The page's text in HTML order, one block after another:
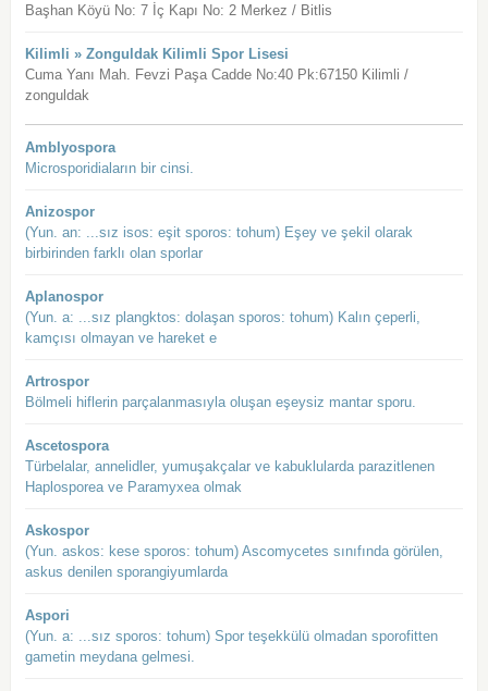
Başhan Köyü No: 7 İç Kapı No: 2 Merkez / Bitlis
Kilimli » Zonguldak Kilimli Spor Lisesi
Cuma Yanı Mah. Fevzi Paşa Cadde No:40 Pk:67150 Kilimli /
zonguldak
Amblyospora
Microsporidiaların bir cinsi.
Anizospor
(Yun. an: ...sız isos: eşit sporos: tohum) Eşey ve şekil olarak
birbirinden farklı olan sporlar
Aplanospor
(Yun. a: ...sız plangktos: dolaşan sporos: tohum) Kalın çeperli,
kamçısı olmayan ve hareket e
Artrospor
Bölmeli hiflerin parçalanmasıyla oluşan eşeysiz mantar sporu.
Ascetospora
Türbelalar, annelidler, yumuşakçalar ve kabuklularda parazitlenen
Haplosporea ve Paramyxea olmak
Askospor
(Yun. askos: kese sporos: tohum) Ascomycetes sınıfında görülen,
askus denilen sporangiyumlarda
Aspori
(Yun. a: ...sız sporos: tohum) Spor teşekkülü olmadan sporofitten
gametin meydana gelmesi.